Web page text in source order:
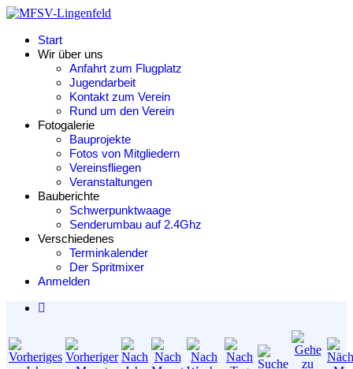
Start
Wir über uns
Anfahrt zum Flugplatz
Jugendarbeit
Kontakt zum Verein
Rund um den Verein
Fotogalerie
Bauprojekte
Fotos von Mitgliedern
Vereinsfliegen
Veranstaltungen
Bauberichte
Schwerpunktwaage
Senderumbau auf 2.4Ghz
Verschiedenes
Terminkalender
Der Spritmixer
Anmelden